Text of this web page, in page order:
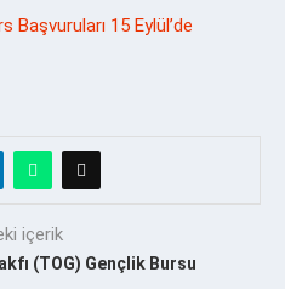
Başvuruları 15 Eylül’de
içerik
(TOG) Gençlik Bursu